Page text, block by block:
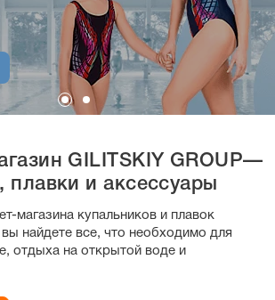
GILITSKIY GROUP—
плавки и аксессуары
магазина купальников и плавок
найдете все, что необходимо для
отдыха на открытой воде и